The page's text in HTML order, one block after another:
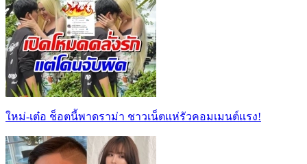
ใหม่-เต๋อ ช็อตนี้พาดราม่า ชาวเน็ตเเห่รัวคอมเมนต์เเรง!